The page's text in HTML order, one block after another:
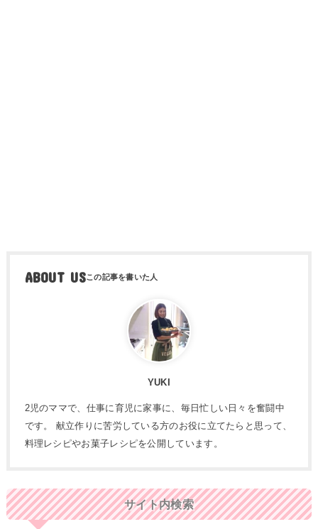
ABOUT US
YUKI
2児のママで、仕事に育児に家事に、毎日忙しい日々を奮闘中
です。 献立作りに苦労している方のお役に立てたらと思って、
料理レシピやお菓子レシピを公開しています。
サイト内検索